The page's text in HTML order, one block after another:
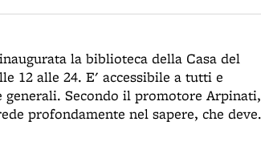
all'avvento dei moderni frigoriferi.
la biblioteca della Casa del
12 alle 24. E' accessibile a tutti e
Secondo il promotore Arpinati,
profondamente nel sapere, che deve
fascista e alle conferenze di